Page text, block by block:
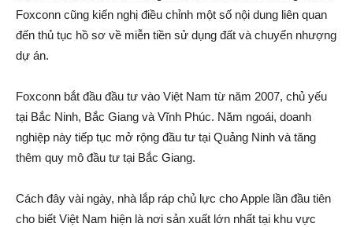
Foxconn cũng kiến nghị điều chỉnh một số nội dung liên quan
đến thủ tục hồ sơ về miễn tiền sử dụng đất và chuyển nhượng
dự án.
Foxconn bắt đầu đầu tư vào Việt Nam từ năm 2007, chủ yếu
tại Bắc Ninh, Bắc Giang và Vĩnh Phúc. Năm ngoái, doanh
nghiệp này tiếp tục mở rộng đầu tư tại Quảng Ninh và tăng
thêm quy mô đầu tư tại Bắc Giang.
Cách đây vài ngày, nhà lắp ráp chủ lực cho Apple lần đầu tiên
cho biết Việt Nam hiện là nơi sản xuất lớn nhất tại khu vực